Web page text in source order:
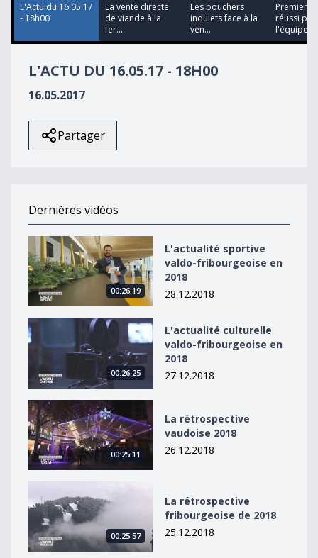
L'Actu du 16.05.17
- 18h00
La vente directe
de viande à la
fer...
Les bouchers
inquiets face à la
ven...
Premier
réussi
l'équipe
L'ACTU DU 16.05.17 - 18H00
16.05.2017
Partager
Dernières vidéos
L&#039;actualité sportive valdo-fribourgeoise en 2018
00:26:19
L'actualité sportive
valdo-fribourgeoise en
2018
28.12.2018
L&#039;actualité culturelle valdo-fribourgeoise en
00:26:25
L'actualité culturelle
valdo-fribourgeoise en
2018
27.12.2018
La rétrospective vaudoise 2018
00:25:11
La rétrospective
vaudoise 2018
26.12.2018
00:25:57
La rétrospective
fribourgeoise de 2018
25.12.2018